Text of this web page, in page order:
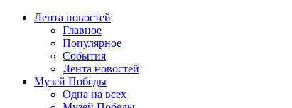
Лента новостей
Главное
Популярное
События
Лента новостей
Музей Победы
Одна на всех